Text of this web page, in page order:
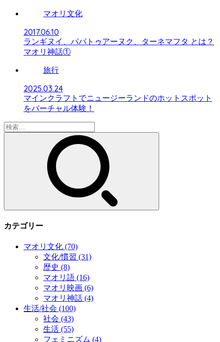
マオリ文化
2017.06.10
ランギヌイ、パパトゥアーヌク、ターネマフタ とは？
マオリ神話①
旅行
2025.03.24
マインクラフトでニュージーランドのホットスポット
をバーチャル体験！
検
索:
カテゴリー
マオリ文化 (70)
文化/慣習 (31)
歴史 (8)
マオリ語 (16)
マオリ映画 (6)
マオリ神話 (4)
生活/社会 (100)
社会 (43)
生活 (55)
フェミニズム (4)